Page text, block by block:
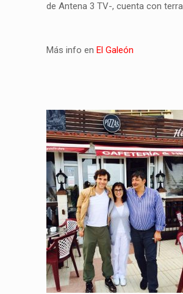
de Antena 3 TV-, cuenta con
Más info enEl Galeón